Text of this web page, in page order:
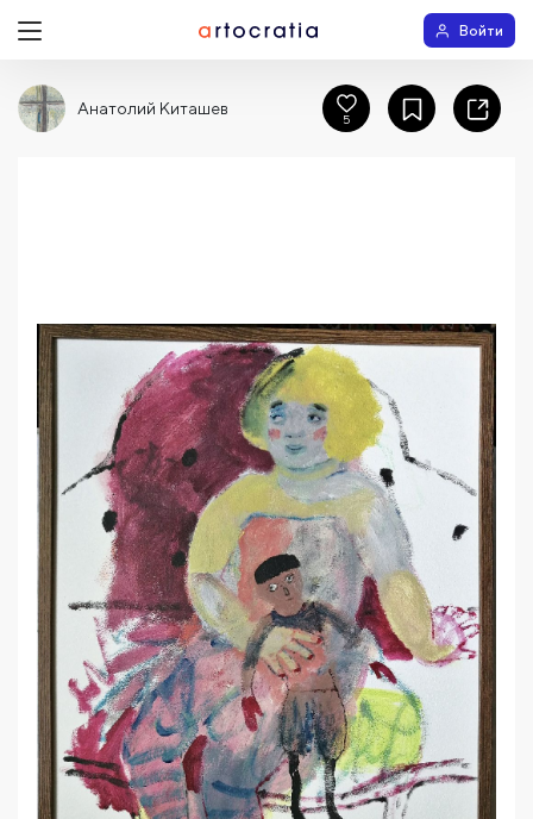
Войти
Анатолий Киташев
5